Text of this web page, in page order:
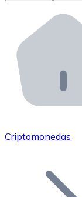
Bitnovo
Integra un
Bitnovo API
Integra
Únete a
Añade tu
Criptomonedas